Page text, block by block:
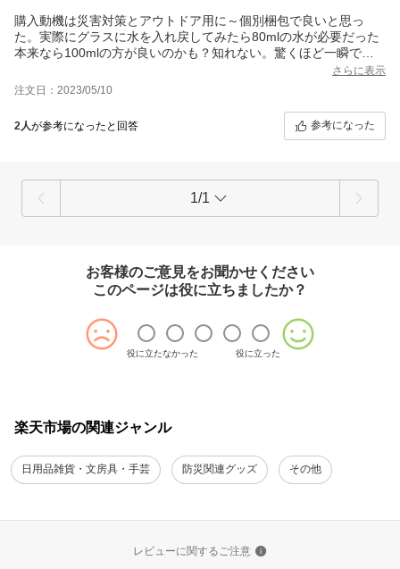
購入動機は災害対策とアウトドア用に～個別梱包で良いと思っ
た。実際にグラスに水を入れ戻してみたら80mlの水が必要だった
本来なら100mlの方が良いのかも？知れない。驚くほど一瞬で膨
らんだ。丈夫だし使用感も良いが災害時に水があるだろうか？キ
ャンプ等でシャワー後には乾いたタオルが欲しいのに濡れている
回～試験的に開封し試してみたが軽く洗って干して乾燥してみた
ら毛羽立つものの5回程度なら十分に使用可だった。丈夫なのは確
さらに表示
注文日：2023/05/10
2人が参考になったと回答 参考になった
1/1
お客様のご意見をお聞かせください
このページは役に立ちましたか？
役に立たなかった 役に立った
楽天市場の関連ジャンル
日用品雑貨・文房具・手芸 防災関連グッズ その他
レビューに関するご注意